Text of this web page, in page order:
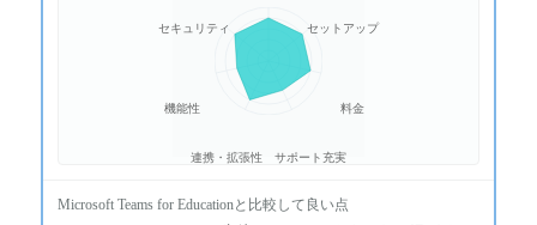
セットアップ
料金
サポート充実
連携・拡張性
機能性
セキュリティ
Microsoft Teams for Educationと比較して良い点